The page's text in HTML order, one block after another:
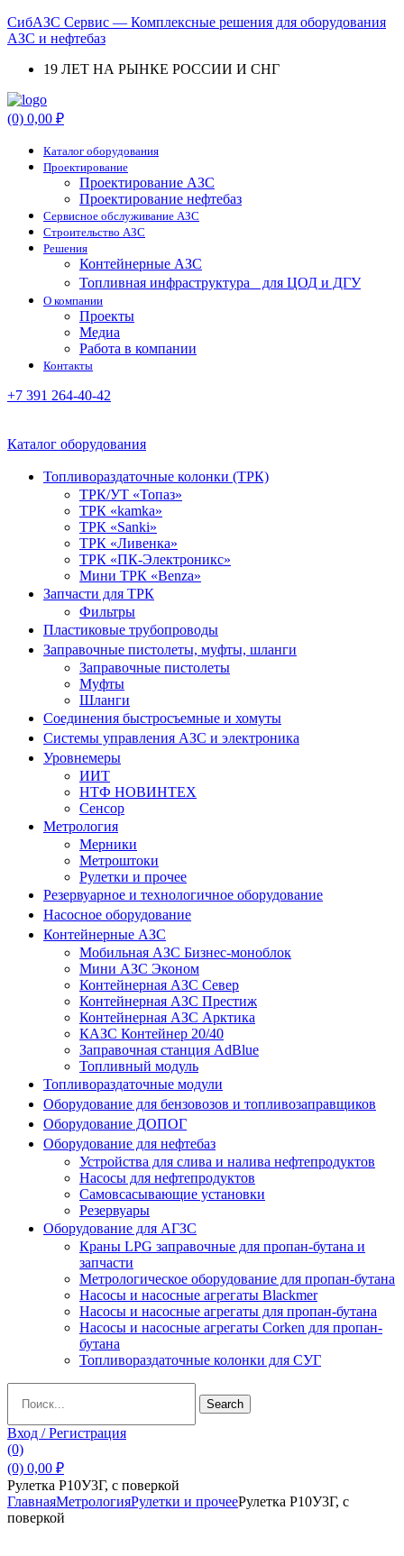
СибАЗС Сервис — Комплексные решения для оборудования
АЗС и нефтебаз
19 ЛЕТ НА РЫНКЕ РОССИИ И СНГ
Menu
(0) 0,00 ₽
Каталог оборудования
Проектирование
Проектирование АЗС
Проектирование нефтебаз
Cервисное обслуживание АЗС
Строительство АЗС
Решения
Контейнерные АЗС
Топливная инфраструктура для ЦОД и ДГУ
О компании
Проекты
Медиа
Работа в компании
Контакты
+7 391 264-40-42
Каталог оборудования
Топливораздаточные колонки (ТРК)
ТРК/УТ «Топаз»
ТРК «kamka»
ТРК «Sanki»
ТРК «Ливенка»
ТРК «ПК-Электроникс»
Мини ТРК «Benza»
Запчасти для ТРК
Фильтры
Пластиковые трубопроводы
Заправочные пистолеты, муфты, шланги
Заправочные пистолеты
Муфты
Шланги
Соединения быстросъемные и хомуты
Системы управления АЗС и электроника
Уровнемеры
ИИТ
НТФ НОВИНТЕХ
Сенсор
Метрология
Мерники
Метроштоки
Рулетки и прочее
Резервуарное и технологичное оборудование
Насосное оборудование
Контейнерные АЗС
Мобильная АЗС Бизнес-моноблок
Мини АЗС Эконом
Контейнерная АЗС Север
Контейнерная АЗС Престиж
Контейнерная АЗС Арктика
КАЗС Контейнер 20/40
Заправочная станция AdBlue
Топливный модуль
Топливораздаточные модули
Оборудование для бензовозов и топливозаправщиков
Оборудование ДОПОГ
Оборудование для нефтебаз
Устройства для слива и налива нефтепродуктов
Насосы для нефтепродуктов
Самовсасывающие установки
Резервуары
Оборудование для АГЗС
Краны LPG заправочные для пропан-бутана и
запчасти
Метрологическое оборудование для пропан-бутана
Насосы и насосные агрегаты Blackmer
Насосы и насосные агрегаты для пропан-бутана
Насосы и насосные агрегаты Corken для пропан-
бутана
Топливораздаточные колонки для СУГ
for:
Search
Вход / Регистрация
(0)
(0) 0,00 ₽
Рулетка Р10У3Г, с поверкой
ГлавнаяМетрологияРулетки и прочееРулетка Р10У3Г, с
поверкой